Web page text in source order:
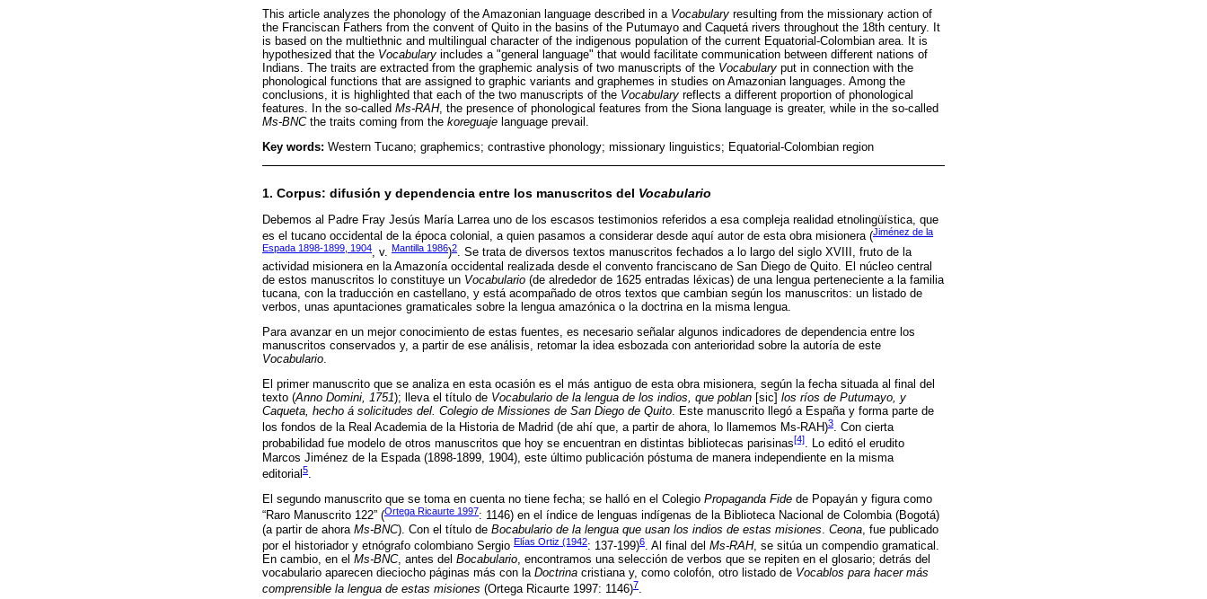
This article analyzes the phonology of the Amazonian language described in a Vocabulary resulting from the missionary action of
the Franciscan Fathers from the convent of Quito in the basins of the Putumayo and Caquetá rivers throughout the 18th century. It
is based on the multiethnic and multilingual character of the indigenous population of the current Equatorial-Colombian area. It is
hypothesized that the Vocabulary includes a "general language" that would facilitate communication between different nations of
Indians. The traits are extracted from the graphemic analysis of two manuscripts of the Vocabulary put in connection with the
phonological functions that are assigned to graphic variants and graphemes in studies on Amazonian languages. Among the
conclusions, it is highlighted that each of the two manuscripts of the Vocabulary reflects a different proportion of phonological
features. In the so-called Ms-RAH, the presence of phonological features from the Siona language is greater, while in the so-called
Ms-BNCthe traits coming from the koreguaje language prevail.
Key words: Western Tucano; graphemics; contrastive phonology; missionary linguistics; Equatorial-Colombian region
1. Corpus: difusión y dependencia entre los manuscritos del Vocabulario
Debemos al Padre Fray Jesús María Larrea uno de los escasos testimonios referidos a esa compleja realidad etnolingüística, que
es el tucano occidental de la época colonial, a quien pasamos a considerar desde aquí autor de esta obra misionera (Jiménez de la
Espada 1898-1899, 1904, v. Mantilla 1986)2. Se trata de diversos textos manuscritos fechados a lo largo del siglo XVIII, fruto de la
actividad misionera en la Amazonía occidental realizada desde el convento franciscano de San Diego de Quito. El núcleo central
de estos manuscritos lo constituye un Vocabulario (de alrededor de 1625 entradas léxicas) de una lengua perteneciente a la familia
tucana, con la traducción en castellano, y está acompañado de otros textos que cambian según los manuscritos: un listado de
verbos, unas apuntaciones gramaticales sobre la lengua amazónica o la doctrina en la misma lengua.
Para avanzar en un mejor conocimiento de estas fuentes, es necesario señalar algunos indicadores de dependencia entre los
manuscritos conservados y, a partir de ese análisis, retomar la idea esbozada con anterioridad sobre la autoría de este
Vocabulario
El primer manuscrito que se analiza en esta ocasión es el más antiguo de esta obra misionera, según la fecha situada al final del
texto (Anno Domini, 1751); lleva el título de Vocabulario de la lengua de los indios, que poblan [sic] los ríos de Putumayo, y
Caqueta, hecho á solicitudes del. Colegio de Missiones de San Diego de Quito . Este manuscrito llegó a España y forma parte de
los fondos de la Real Academia de la Historia de Madrid (de ahí que, a partir de ahora, lo llamemos Ms-RAH)3. Con cierta
probabilidad fue modelo de otros manuscritos que hoy se encuentran en distintas bibliotecas parisinas[4]. Lo editó el erudito
Marcos Jiménez de la Espada (1898-1899, 1904), este último publicación póstuma de manera independiente en la misma
editorial5.
El segundo manuscrito que se toma en cuenta no tiene fecha; se halló en el Colegio Propaganda Fide de Popayán y figura como
“Raro Manuscrito 122” (Ortega Ricaurte 1997: 1146) en el índice de lenguas indígenas de la Biblioteca Nacional de Colombia (Bogotá)
(a partir de ahora Ms-BNC). Con el título de Bocabulario de la lengua que usan los indios de estas misiones Ceona , fue publicado
por el historiador y etnógrafo colombiano Sergio Elías Ortiz (1942: 137-199)6. Al final del Ms-RAH, se sitúa un compendio gramatical.
En cambio, en el Ms-BNC, antes del Bocabulario, encontramos una selección de verbos que se repiten en el glosario; detrás del
vocabulario aparecen dieciocho páginas más con la Doctrina cristiana y, como colofón, otro listado de Vocablos para hacer más
comprensible la lengua de estas misiones (Ortega Ricaurte 1997: 1146)7.